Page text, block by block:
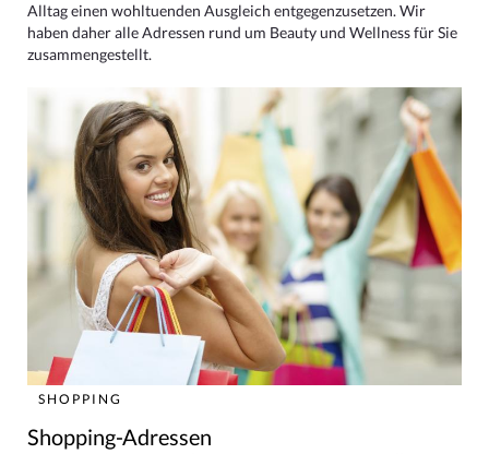
Alltag einen wohltuenden Ausgleich entgegenzusetzen. Wir
haben daher alle Adressen rund um Beauty und Wellness für Sie
zusammengestellt.
SHOPPING
Shopping-Adressen